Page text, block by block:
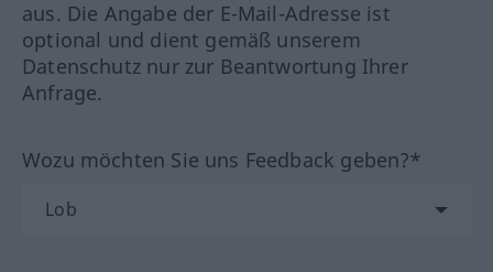
aus. Die Angabe der E-Mail-Adresse ist
optional und dient gemäß unserem
Datenschutz nur zur Beantwortung Ihrer
Anfrage.
Wozu möchten Sie uns Feedback geben?*